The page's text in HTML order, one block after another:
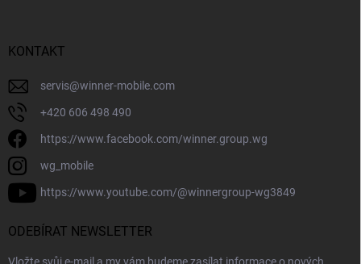
KONTAKT
servis@winner-mobile.com
+420 606 498 490
https://www.facebook.com/winner.group.wg
wg_mobile
https://www.youtube.com/@winnergroup-wg3849
ODEBÍRAT NEWSLETTER